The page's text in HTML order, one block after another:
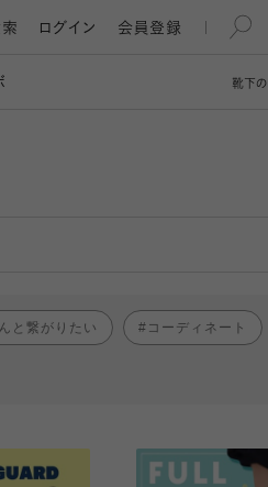
靴下の
ログイン 会員登録
と繋がりたい コーディネート